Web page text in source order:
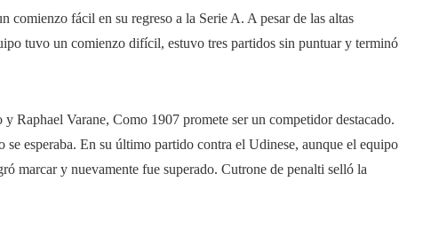
fácil en su regreso a la Serie A. A pesar de las altas
tuvo un comienzo difícil, estuvo tres partidos sin puntuar y terminó
Raphael Varane, Como 1907 promete ser un competidor destacado.
se esperaba. En su último partido contra el Udinese, aunque el equipo
marcar y nuevamente fue superado. Cutrone de penalti selló la